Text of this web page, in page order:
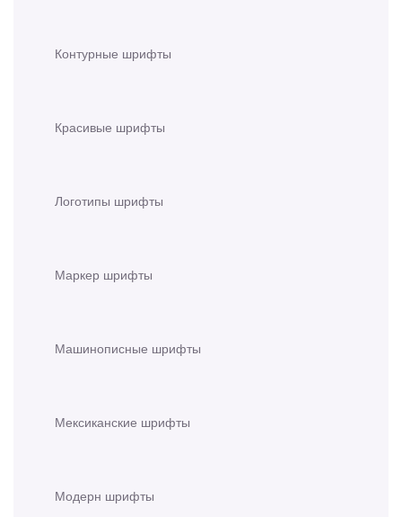
Контурные шрифты
Красивые шрифты
Логотипы шрифты
Маркер шрифты
Машинописные шрифты
Мексиканские шрифты
Модерн шрифты